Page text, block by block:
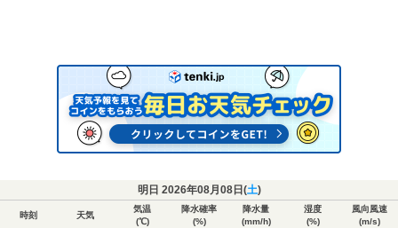
明日 2026年08月08日(土)
時刻 天気
気温
(℃)
降水確率
(%)
降水量
(mm/h)
湿度
(%)
風向風速
(m/s)